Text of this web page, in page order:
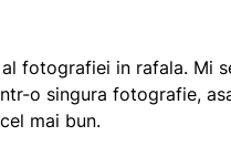
fotografiei in rafala. Mi
o singura fotografie,
mai bun.